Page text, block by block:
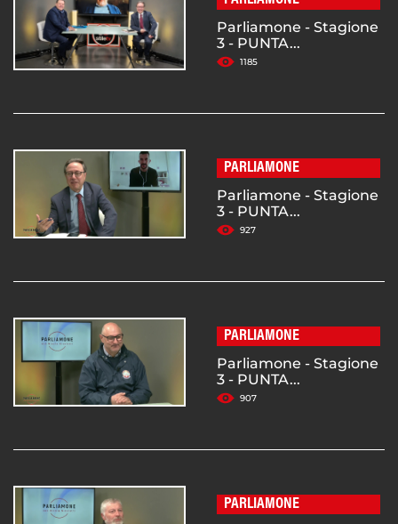
Parliamone - Stagione
3 - PUNTA...
1185
PARLIAMONE
Parliamone - Stagione
3 - PUNTA...
927
PARLIAMONE
Parliamone - Stagione
3 - PUNTA...
907
PARLIAMONE